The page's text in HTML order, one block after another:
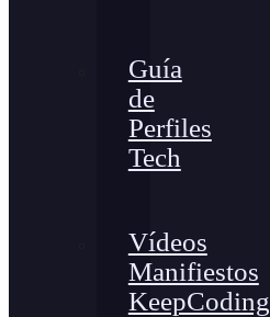
Guía
de
Perfiles
Tech
Vídeos
Manifiestos
KeepCoding